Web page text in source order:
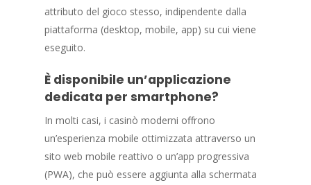
attributo del gioco stesso, indipendente dalla
piattaforma (desktop, mobile, app) su cui viene
eseguito.
È disponibile un’applicazione
dedicata per smartphone?
In molti casi, i casinò moderni offrono
un’esperienza mobile ottimizzata attraverso un
sito web mobile reattivo o un’app progressiva
(PWA), che può essere aggiunta alla schermata